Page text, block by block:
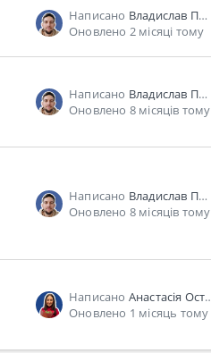
Написано Владислав Пономарь
Оновлено 2 місяці тому
Написано Владислав Пономарь
Оновлено 8 місяців тому
Написано Владислав Пономарь
Оновлено 8 місяців тому
Написано Анастасія Останіна
Оновлено 1 місяць тому